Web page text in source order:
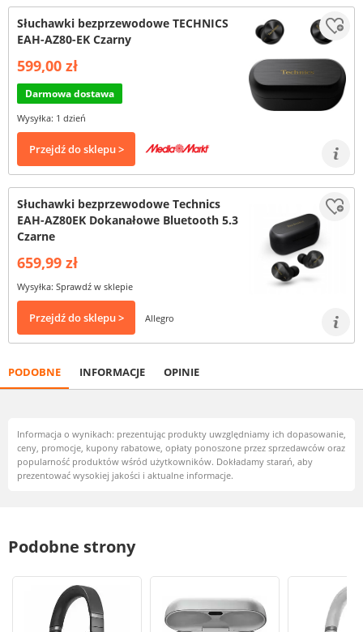
Słuchawki bezprzewodowe TECHNICS
EAH-AZ80-EK Czarny
599,00 zł
Darmowa dostawa
Wysyłka: 1 dzień
Przejdź do sklepu >
Słuchawki bezprzewodowe Technics
EAH-AZ80EK Dokanałowe Bluetooth 5.3
Czarne
659,99 zł
Wysyłka: Sprawdź w sklepie
Przejdź do sklepu > Allegro
PODOBNE INFORMACJE OPINIE
Informacja o wynikach: prezentując produkty uwzględniamy ich dopasowanie,
ceny, promocje, kupony rabatowe, opłaty ponoszone przez sprzedawców oraz
popularność produktów wśród użytkowników. Dokładamy starań, aby
prezentować wysokiej jakości i aktualne informacje.
Podobne strony